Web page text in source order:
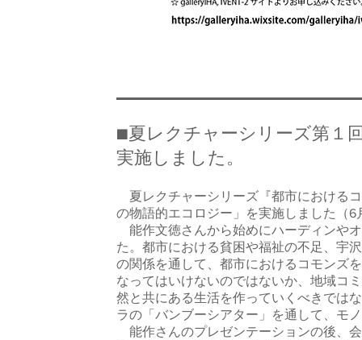
■夏レクチャーシリーズ第１
実施しました。
夏レクチャーシリーズ『都市における
の物語的エコロジー」を実施しました（6
能作文徳さんから始めにハーディンや
た。都市における貧困や福祉の不足、宇
の関係を通して、都市におけるコモンズ
なってはいけないのではないか、地域コ
然と共にある生活を作っていくべきでは
ラの「バンブーシアター」を通して、モ
能作さんのプレゼンテーションの後、